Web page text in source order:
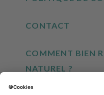
CONTACT
COMMENT BIEN
NATUREL ?